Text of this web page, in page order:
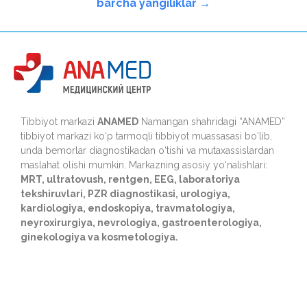
barcha yangiliklar →
Tibbiyot markazi ANAMED Namangan shahridagi “ANAMED”
tibbiyot markazi ko‘p tarmoqli tibbiyot muassasasi bo‘lib,
unda bemorlar diagnostikadan o‘tishi va mutaxassislardan
maslahat olishi mumkin. Markazning asosiy yo‘nalishlari:
MRT, ultratovush, rentgen, EEG, laboratoriya
tekshiruvlari, PZR diagnostikasi, urologiya,
kardiologiya, endoskopiya, travmatologiya,
neyroxirurgiya, nevrologiya, gastroenterologiya,
ginekologiya va kosmetologiya.